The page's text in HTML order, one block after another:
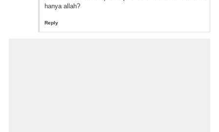
hanya allah?
Reply